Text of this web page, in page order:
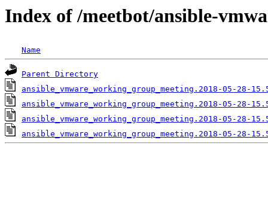
Index of /meetbot/ansible-
Name
Parent Directory
ansible_vmware_working_group_meeting.2018-05-28-
ansible_vmware_working_group_meeting.2018-05-28-
ansible_vmware_working_group_meeting.2018-05-28-
ansible_vmware_working_group_meeting.2018-05-28-